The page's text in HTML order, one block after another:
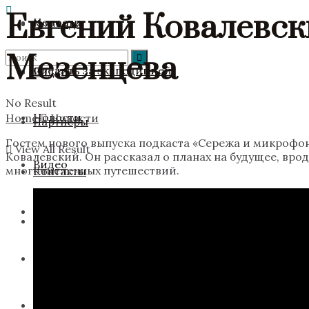
Новости
Видео
Партнёры
Контакты
Команда
Следить за экспедицией
Новости
Видео
No Result
View All Result
Евгений
Мезенцева
Home
Новости
Гостем нового выпуска подкаста «Сережа и
Ковалевский. Он рассказал о планах на будущее,
многочисленных путешествий.